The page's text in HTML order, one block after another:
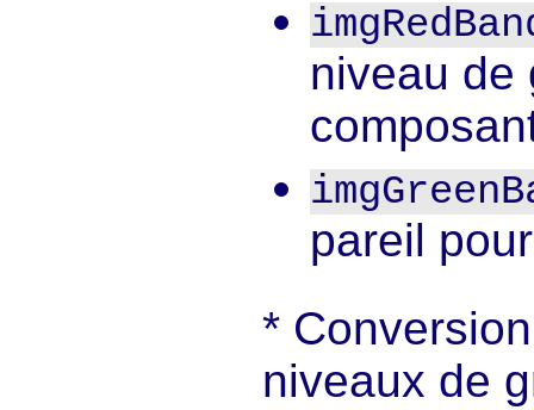
niveau de
pareil
niveaux de